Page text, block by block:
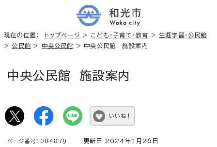
現在の位置： トップページ > こども・子育て・教育 > 生涯学習・公民館
>公民館 > 中央公民館 > 中央公民館 施設案内
中央公民館 施設案内
いいね！
ページ番号1004879 更新日 2024年1月26日